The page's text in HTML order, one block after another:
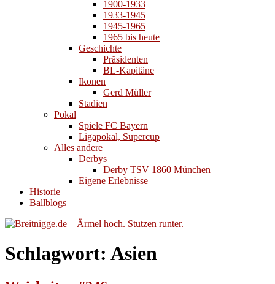
1900-1933
1933-1945
1945-1965
1965 bis heute
Geschichte
Präsidenten
BL-Kapitäne
Ikonen
Gerd Müller
Stadien
Pokal
Spiele FC Bayern
Ligapokal, Supercup
Alles andere
Derbys
Derby TSV 1860 München
Eigene Erlebnisse
Historie
Ballblogs
Schlagwort: Asien